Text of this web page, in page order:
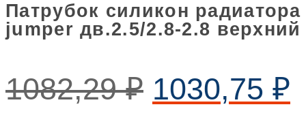
Патрубок силикон
jumper дв.2.5/2.8-2.8
1082,29₽ 1030,75 ₽